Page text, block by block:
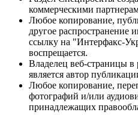
коммерческими
Любое копирование,
другое распространение
ссылку на "Интерфакс-
воспрещается.
Владелец веб-страницы в
является автор
Любое копирование,
фотографий и/или
принадлежащих